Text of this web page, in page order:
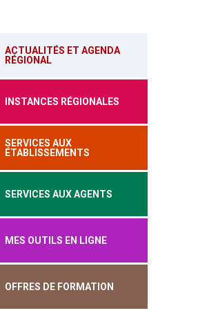
ACTUALITÉS ET AGENDA
RÉGIONAL
INSTANCES RÉGIONALES
SERVICES AUX
ÉTABLISSEMENTS
SERVICES AUX AGENTS
MES OUTILS EN LIGNE
OFFRES DE FORMATION